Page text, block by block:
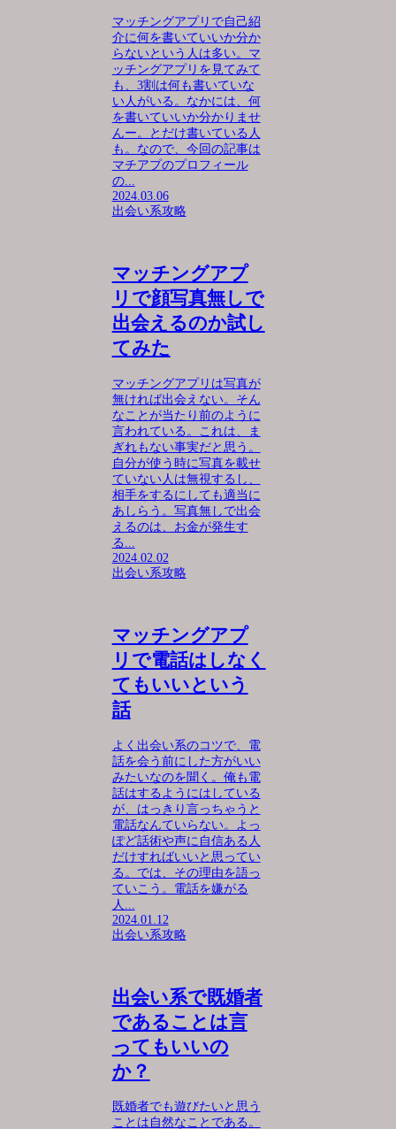
マッチングアプリで自己紹
介に何を書いていいか分か
らないという人は多い。マ
ッチングアプリを見てみて
も、3割は何も書いていな
い人がいる。なかには、何
を書いていいか分かりませ
んー。とだけ書いている人
も。なので、今回の記事は
マチアプのプロフィール
の...
2024.03.06
出会い系攻略
マッチングアプ
リで顔写真無しで
出会えるのか試し
てみた
マッチングアプリは写真が
無ければ出会えない。そん
なことが当たり前のように
言われている。これは、ま
ぎれもない事実だと思う。
自分が使う時に写真を載せ
ていない人は無視するし、
相手をするにしても適当に
あしらう。写真無しで出会
えるのは、お金が発生す
る...
2024.02.02
出会い系攻略
マッチングアプ
リで電話はしなく
てもいいという
話
よく出会い系のコツで、電
話を会う前にした方がいい
みたいなのを聞く。俺も電
話はするようにはしている
が、はっきり言っちゃうと
電話なんていらない。よっ
ぽど話術や声に自信ある人
だけすればいいと思ってい
る。では、その理由を語っ
ていこう。電話を嫌がる
人...
2024.01.12
出会い系攻略
出会い系で既婚者
であることは言
ってもいいの
か？
既婚者でも遊びたいと思う
ことは自然なことである。